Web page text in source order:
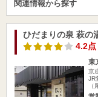
関連情報から探す
ひだまりの泉 萩の
4.2点
東
京
JR
（